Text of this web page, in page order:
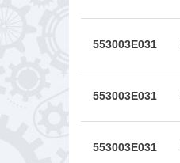
553003E031
553003E031
553003E031